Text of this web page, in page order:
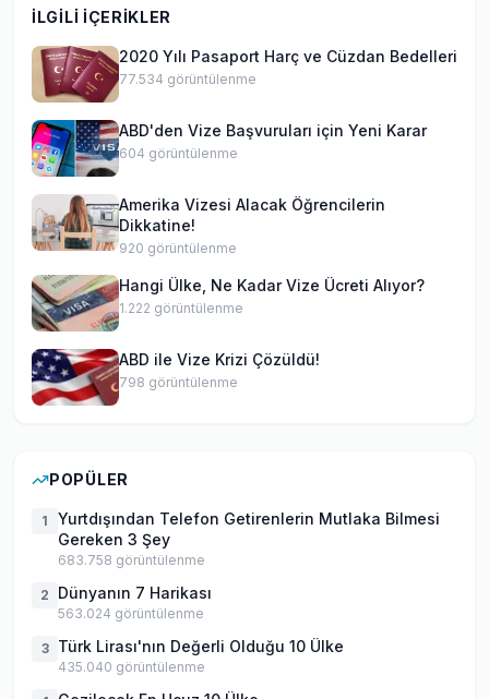
İLGILI İÇERIKLER
2020 Yılı Pasaport Harç ve Cüzdan Bedelleri
77.534 görüntülenme
ABD'den Vize Başvuruları için Yeni Karar
604 görüntülenme
Amerika Vizesi Alacak Öğrencilerin
Dikkatine!
920 görüntülenme
Hangi Ülke, Ne Kadar Vize Ücreti Alıyor?
1.222 görüntülenme
ABD ile Vize Krizi Çözüldü!
798 görüntülenme
POPÜLER
1
Yurtdışından Telefon Getirenlerin Mutlaka Bilmesi
Gereken 3 Şey
683.758 görüntülenme
2 Dünyanın 7 Harikası
563.024 görüntülenme
3 Türk Lirası'nın Değerli Olduğu 10 Ülke
435.040 görüntülenme